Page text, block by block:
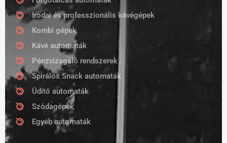
Irodai és professzionális kávégépek
Kombi gépek
Kávé automaták
Pénzvizsgáló rendszerek
Spirálos Snack automaták
Üdítő automaták
Szódagépek
Egyéb automaták